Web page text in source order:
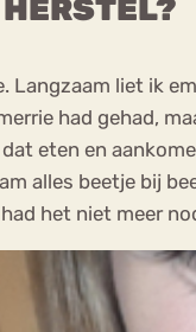
Langzaam liet ik
had gehad,
eten en
alles beetje bij
het niet meer